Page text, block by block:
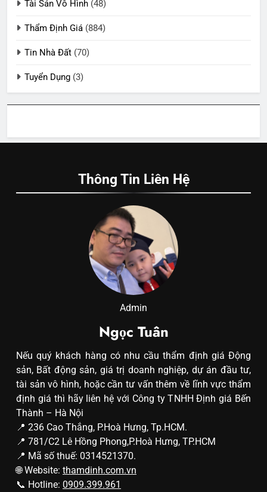
Tài Sản Vô Hình (48)
Thẩm Định Giá (884)
Tin Nhà Đất (70)
Tuyển Dụng (3)
Thông Tin Liên Hệ
Admin
Ngọc Tuân
Nếu quý khách hàng có nhu cầu thẩm định giá Động
sản, Bất động sản, giá trị doanh nghiệp, dự án đầu tư,
tài sản vô hình, hoặc cần tư vấn thêm về lĩnh vực thẩm
định giá thì hãy liên hệ với Công ty TNHH Định giá Bến
Thành – Hà Nội
📍 236 Cao Thắng, P.Hoà Hưng, Tp.HCM.
📍 781/C2 Lê Hồng Phong,P.Hoà Hưng, TP.HCM
📍 Mã số thuế: 0314521370.
🌐 Website: thamdinh.com.vn
📞 Hotline: 0909.399.961